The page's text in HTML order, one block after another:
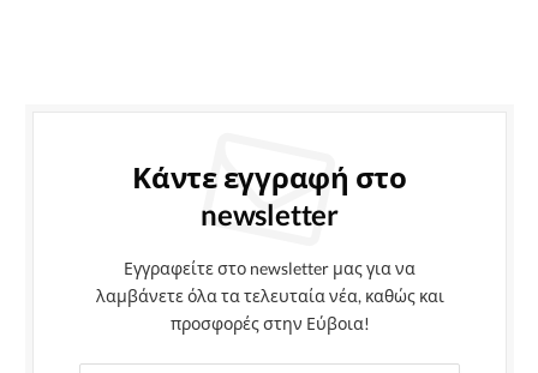
Κάντε εγγραφή στο
newsletter
Εγγραφείτε στο newsletter μας για να
λαμβάνετε όλα τα τελευταία νέα, καθώς και
προσφορές στην Εύβοια!